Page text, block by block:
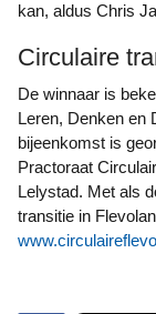
kan, aldus Chris
Circulaire
De winnaar is bekend gemaakt tijdens de "Platformbijeenkomst
Leren, Denken en
bijeenkomst is
Practoraat
Lelystad. Met als
transitie in